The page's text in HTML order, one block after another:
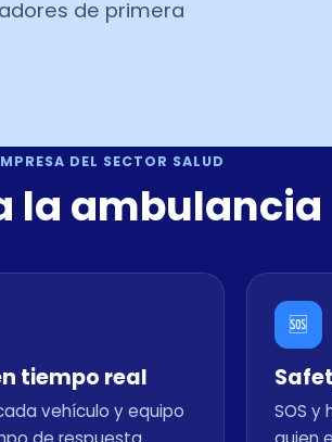
de primera
DEL SECTOR SALUD
la ambulancia
tiempo real
vehículo y equipo
🆘
SOS